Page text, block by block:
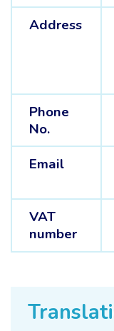
Address
Phone
No.
Email
VAT
number